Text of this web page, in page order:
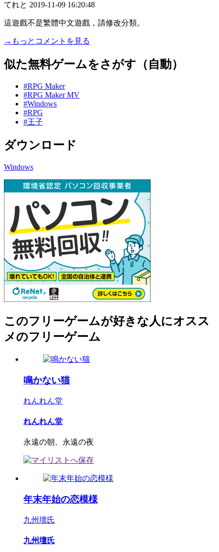
てれと 2019-11-09 16:20:48
這遊戲不是繁體中文遊戲，請修改分類。
→もっとコメントを見る
似た無料ゲームをさがす（自動）
#RPG Maker
#RPG Maker MV
#Windows
#RPG
#王子
ダウンロード
Windows
このフリーゲームが好きな人にオスス
メのフリーゲーム
鳴かない猫
れんれん堂
れんれん堂
永遠の朝、永遠の夜
年末年始の恋模様
九州壇氏
九州壇氏